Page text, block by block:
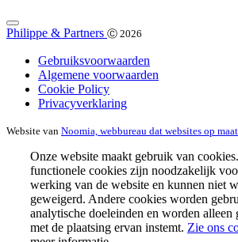
Philippe & Partners Ⓒ 2026
Gebruiksvoorwaarden
Algemene voorwaarden
Cookie Policy
Privacyverklaring
Website van Noomia, webbureau dat websites op
Onze website maakt gebruik van
functionele cookies zijn noodzakelijk
werking van de website en kunnen niet
geweigerd. Andere cookies worden
analytische doeleinden en worden alleen
met de plaatsing ervan instemt. Zie ons